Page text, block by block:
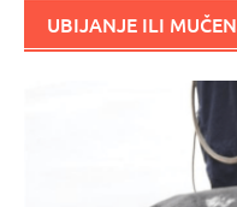
UBIJANJE ILI